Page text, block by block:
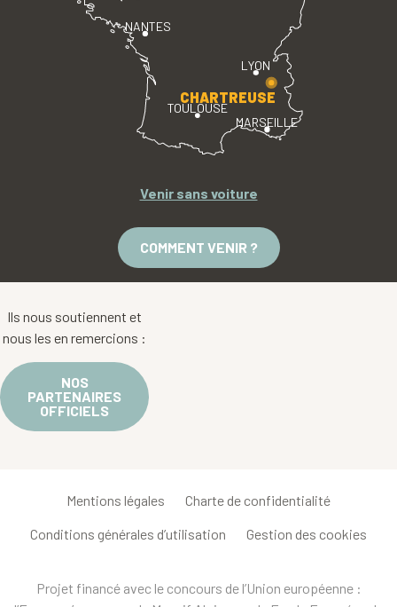
LYON
TOULOUSE
MARSEILLE
NANTES
CHARTREUSE
Venir sans voiture
COMMENT VENIR ?
Ils nous soutiennent et
nous les en remercions :
NOS
PARTENAIRES
OFFICIELS
Mentions légales Charte de confidentialité
Conditions générales d’utilisation Gestion des cookies
Projet financé avec le concours de l’Union européenne :